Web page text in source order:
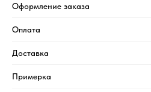
Оформление заказа
Оплата
Доставка
Примерка